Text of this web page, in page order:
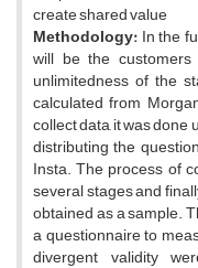
create shared value
Methodology:In the
will be the
unlimitedness of the
calculated from
collect data, it was
distributing the
Insta. The process of
several stages and
obtained as a sample.
a questionnaire to
divergent validity